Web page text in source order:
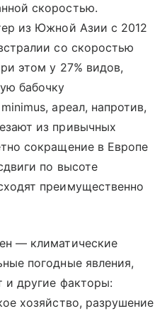
скоростью.
из Южной Азии с 2012
со скоростью
этом у 27% видов,
бабочку
ареал, напротив,
из привычных
сокращение в Европе
по высоте
преимущественно
— климатические
погодные явления,
и другие факторы:
хозяйство, разрушение